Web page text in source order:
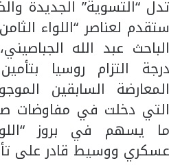
تدل “التسوية” الجديدة
ستقدم لعناصر “اللواء
الباحث عبد الله
درجة التزام روسيا
المعارضة السابقين
ما يسهم في بروز
عسكري ووسيط قادر على